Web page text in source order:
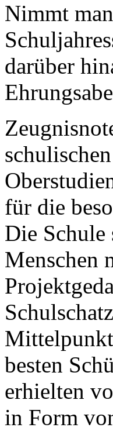
Nimmt
darüber
für die
Die Schule
Menschen
besten
erhielten
in Form